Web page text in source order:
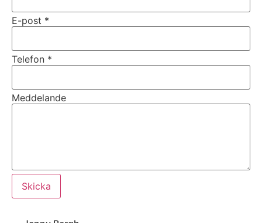
E-post *
Telefon *
Meddelande
Skicka